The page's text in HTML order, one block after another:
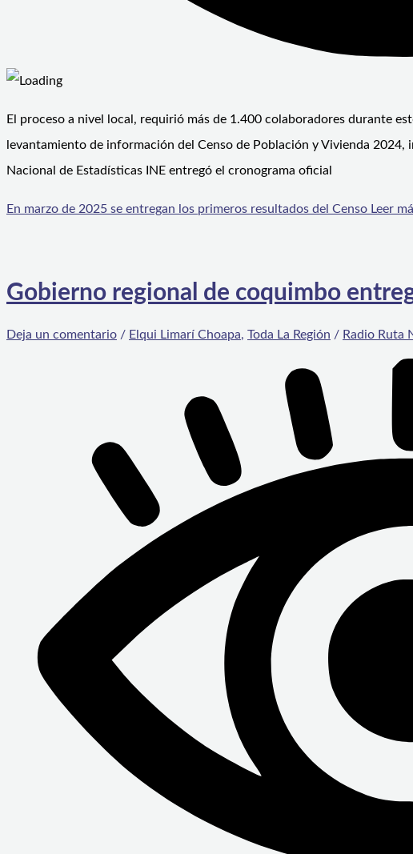
El proceso a nivel local, requirió más de 1.400 colaboradores durante
levantamiento de información del Censo de Población y Vivienda
Nacional de Estadísticas INE entregó el cronograma oficial
En marzo de 2025 se entregan los primeros resultados del Censo Leer
Gobierno regional de coquimbo
Deja un comentario / Elqui Limarí Choapa, Toda La Región / Radio Ruta